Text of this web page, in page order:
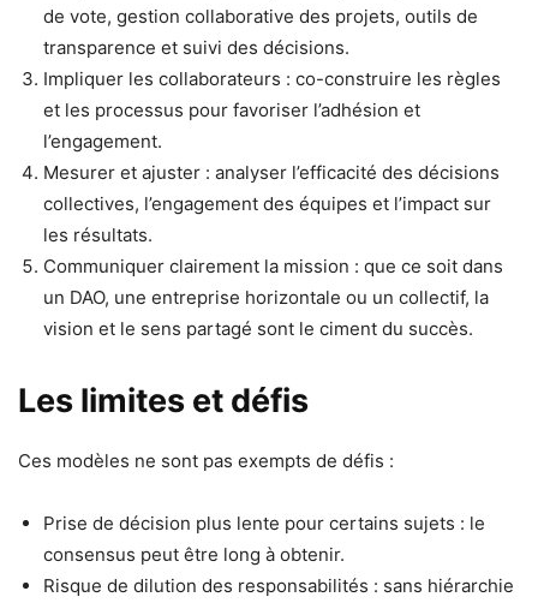
de vote, gestion collaborative des projets, outils de
transparence et suivi des décisions.
Impliquer les collaborateurs : co-construire les règles
et les processus pour favoriser l’adhésion et
l’engagement.
Mesurer et ajuster : analyser l’efficacité des décisions
collectives, l’engagement des équipes et l’impact sur
les résultats.
Communiquer clairement la mission : que ce soit dans
un DAO, une entreprise horizontale ou un collectif, la
vision et le sens partagé sont le ciment du succès.
Les limites et défis
Ces modèles ne sont pas exempts de défis :
Prise de décision plus lente pour certains sujets : le
consensus peut être long à obtenir.
Risque de dilution des responsabilités : sans hiérarchie